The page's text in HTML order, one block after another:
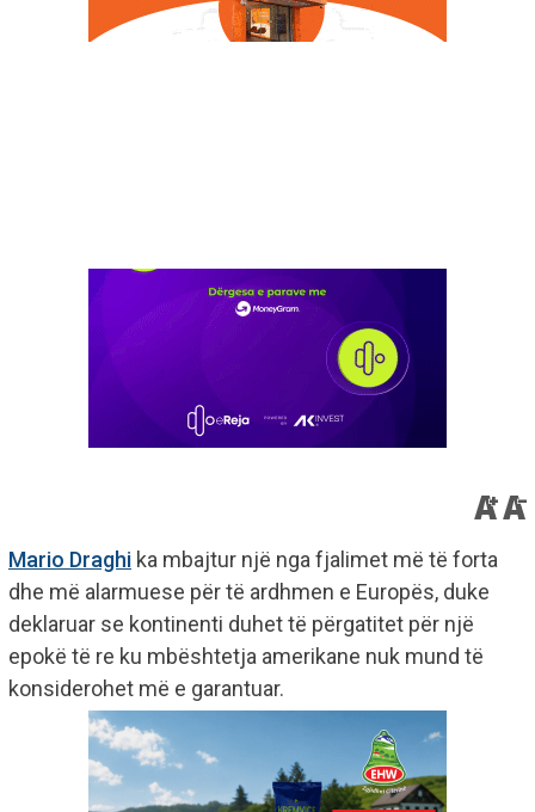
Mario Draghi ka mbajtur një nga fjalimet më të forta
dhe më alarmuese për të ardhmen e Europës, duke
deklaruar se kontinenti duhet të përgatitet për një
epokë të re ku mbështetja amerikane nuk mund të
konsiderohet më e garantuar.